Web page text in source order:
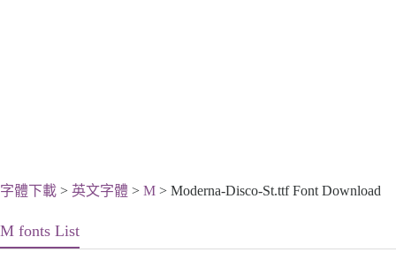
字體下載 > 英文字體 > M > Moderna-Disco-St.ttf Font Download
M fonts List